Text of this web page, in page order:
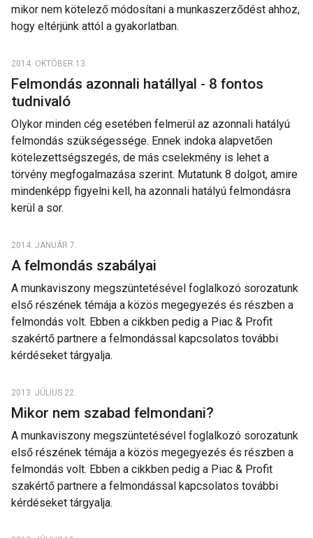
mikor nem kötelező módosítani a munkaszerződést ahhoz,
hogy eltérjünk attól a gyakorlatban.
2014. OKTÓBER 13.
Felmondás azonnali hatállyal - 8 fontos
tudnivaló
Olykor minden cég esetében felmerül az azonnali hatályú
felmondás szükségessége. Ennek indoka alapvetően
kötelezettségszegés, de más cselekmény is lehet a
törvény megfogalmazása szerint. Mutatunk 8 dolgot, amire
mindenképp figyelni kell, ha azonnali hatályú felmondásra
kerül a sor.
2014. JANUÁR 7.
A felmondás szabályai
A munkaviszony megszüntetésével foglalkozó sorozatunk
első részének témája a közös megegyezés és részben a
felmondás volt. Ebben a cikkben pedig a Piac & Profit
szakértő partnere a felmondással kapcsolatos további
kérdéseket tárgyalja.
2013. JÚLIUS 22.
Mikor nem szabad felmondani?
A munkaviszony megszüntetésével foglalkozó sorozatunk
első részének témája a közös megegyezés és részben a
felmondás volt. Ebben a cikkben pedig a Piac & Profit
szakértő partnere a felmondással kapcsolatos további
kérdéseket tárgyalja.